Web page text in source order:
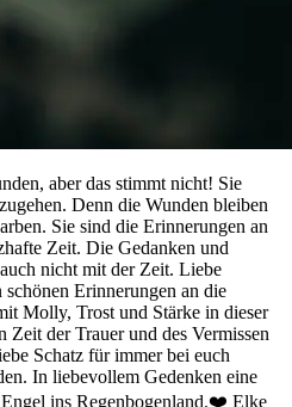
aber das stimmt nicht! Sie
Denn die Wunden bleiben
Sie sind die Erinnerungen an
Zeit. Die Gedanken und
nicht mit der Zeit. Liebe
Erinnerungen an die
Molly, Trost und Stärke in dieser
Zeit der Trauer und des Vermissen
Schatz für immer bei euch
In liebevollem Gedenken eine
ins Regenbogenland.❤️ Elke